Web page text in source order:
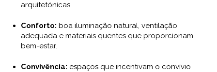
arquitetónicas.
Conforto: boa iluminação natural, ventilação
adequada e materiais quentes que proporcionam
bem-estar.
Convivência: espaços que incentivam o convívio